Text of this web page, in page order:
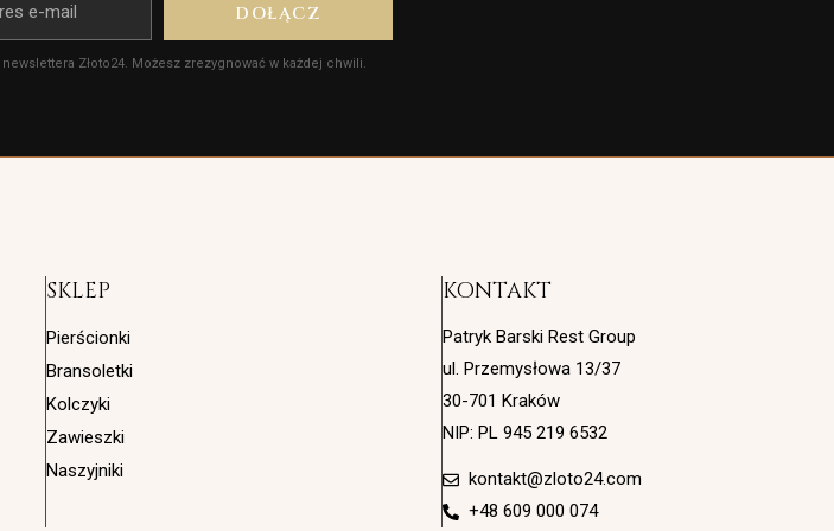
DOŁĄCZ
Złoto24. Możesz zrezygnować w każdej chwili.
SKLEP
Pierścionki
Bransoletki
Kolczyki
Zawieszki
Naszyjniki
KONTAKT
Patryk Barski Rest Group
ul. Przemysłowa 13/37
30-701 Kraków
NIP: PL 945 219 6532
kontakt@zloto24.com
+48 609 000 074